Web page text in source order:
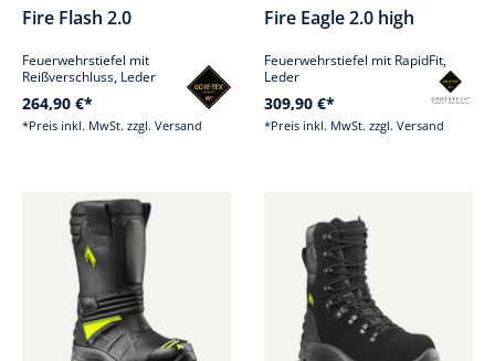
Fire Flash 2.0
Feuerwehrstiefel mit
Reißverschluss, Leder
264,90 €*
*Preis inkl. MwSt. zzgl. Versand
Fire Eagle 2.0 high
Feuerwehrstiefel mit RapidFit,
Leder
309,90 €*
*Preis inkl. MwSt. zzgl. Versand